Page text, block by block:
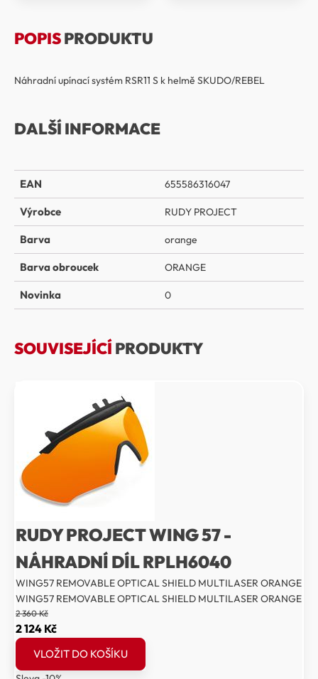
POPISPRODUKTU
Náhradní upínací systém RSR11 S k helmě SKUDO/REBEL
DALŠÍ INFORMACE
EAN 655586316047
Výrobce RUDY PROJECT
Barva orange
Barva obroucek ORANGE
Novinka 0
SOUVISEJÍCÍ PRODUKTY
RUDY PROJECT WING 57 -
NÁHRADNÍ DÍL RPLH6040
WING57 REMOVABLE OPTICAL SHIELD MULTILASER ORANGE
WING57 REMOVABLE OPTICAL SHIELD MULTILASER ORANGE
2 360Kč
Původní
cena
byla:
2 124 KčAktuální
cena
VLOŽIT DO KOŠÍKU